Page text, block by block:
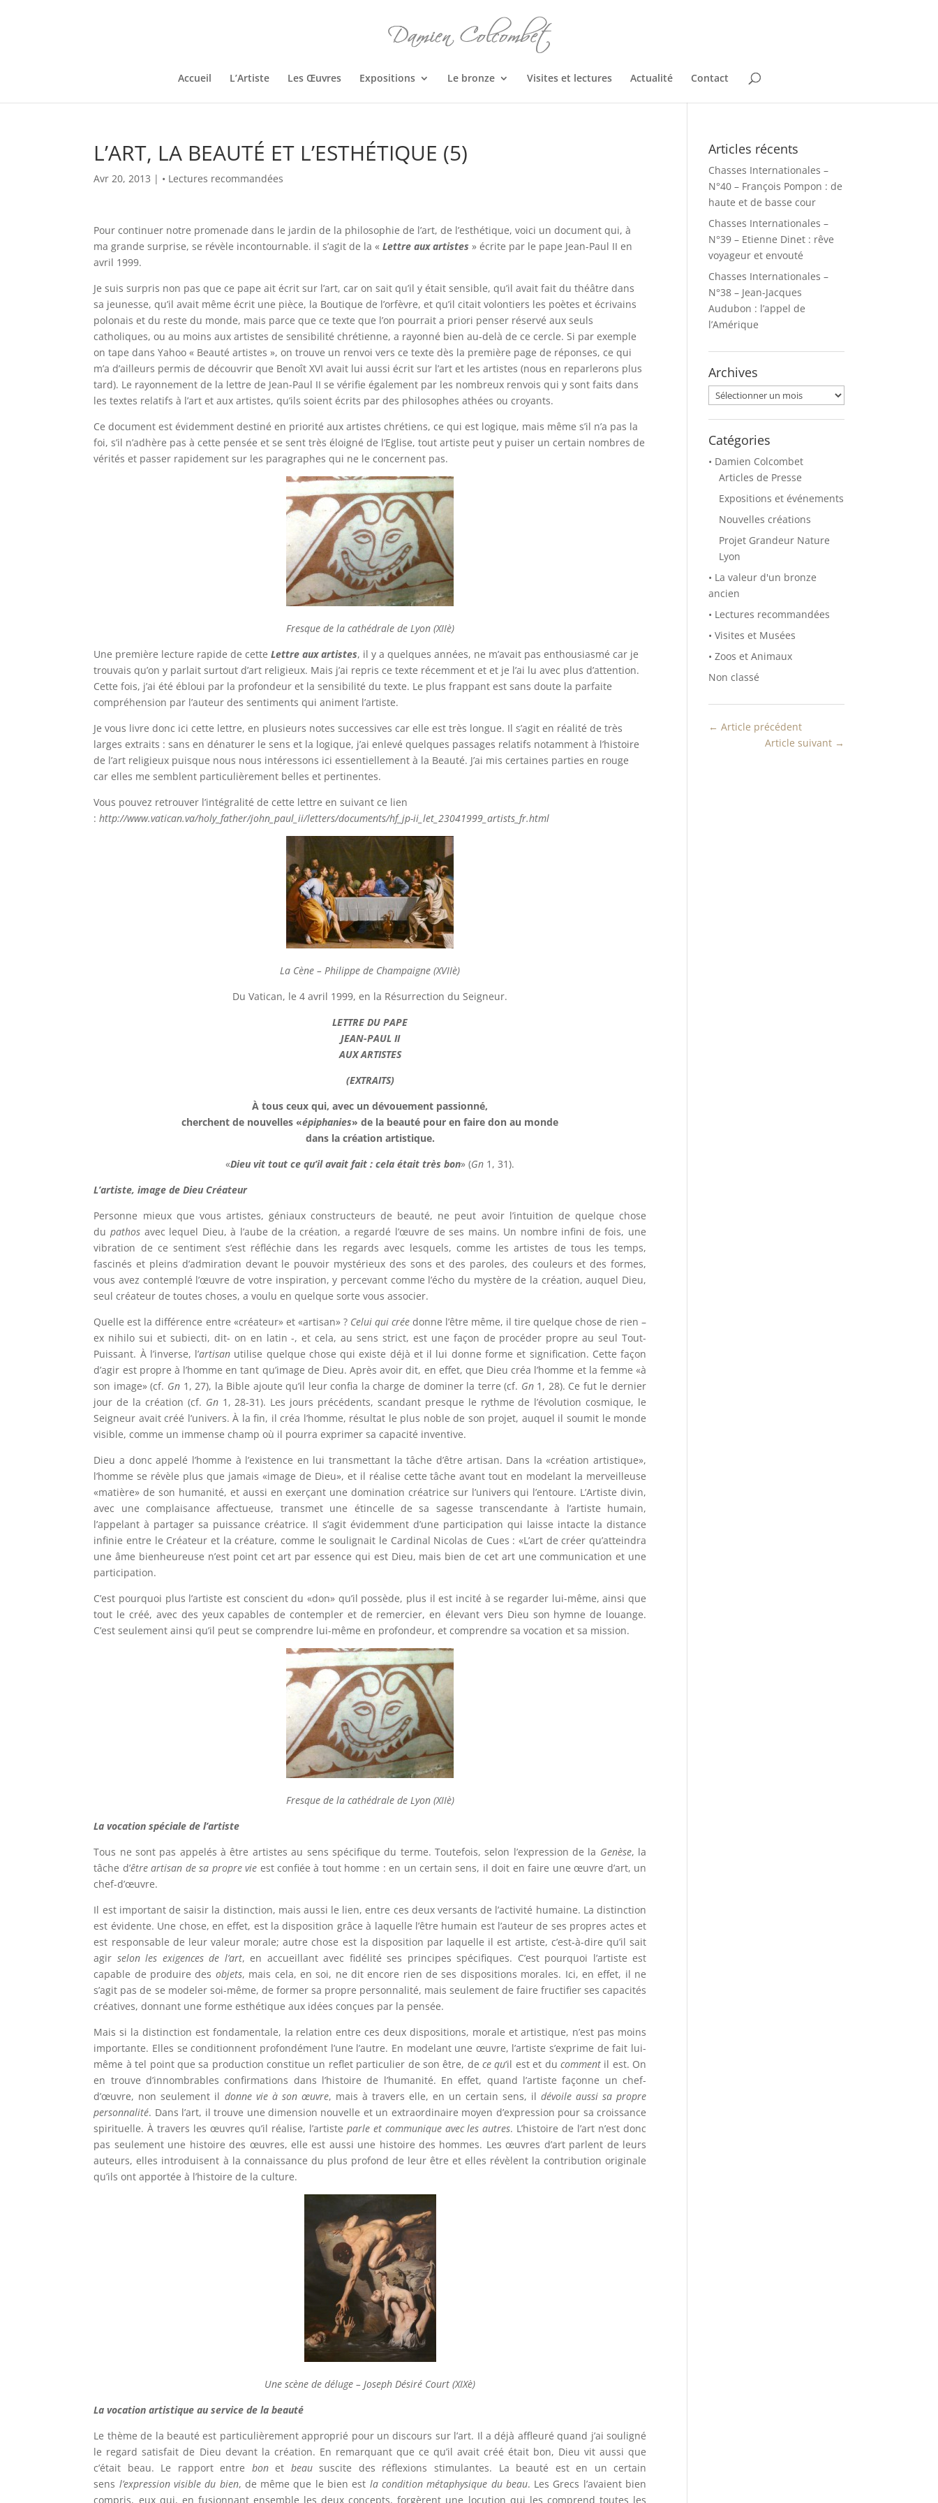
Accueil L’Artiste Les Œuvres Expositions Le bronze Visites et lectures Actualité Contact
L’ART, LA BEAUTÉ ET L’ESTHÉTIQUE (5)
Avr 20, 2013 | • Lectures recommandées
Pour continuer notre promenade dans le jardin de la philosophie de l’art, de l’esthétique, voici un document qui, à
ma grande surprise, se révèle incontournable. il s’agit de la «Lettre aux artistes » écrite par le pape Jean-Paul II en
avril 1999.
Je suis surpris non pas que ce pape ait écrit sur l’art, car on sait qu’il y était sensible, qu’il avait fait du théâtre dans
sa jeunesse, qu’il avait même écrit une pièce, la Boutique de l’orfèvre, et qu’il citait volontiers les poètes et écrivains
polonais et du reste du monde, mais parce que ce texte que l’on pourrait a priori penser réservé aux seuls
catholiques, ou au moins aux artistes de sensibilité chrétienne, a rayonné bien au-delà de ce cercle. Si par exemple
on tape dans Yahoo « Beauté artistes », on trouve un renvoi vers ce texte dès la première page de réponses, ce qui
m’a d’ailleurs permis de découvrir que Benoît XVI avait lui aussi écrit sur l’art et les artistes (nous en reparlerons plus
tard). Le rayonnement de la lettre de Jean-Paul II se vérifie également par les nombreux renvois qui y sont faits dans
les textes relatifs à l’art et aux artistes, qu’ils soient écrits par des philosophes athées ou croyants.
Ce document est évidemment destiné en priorité aux artistes chrétiens, ce qui est logique, mais même s’il n’a pas la
foi, s’il n’adhère pas à cette pensée et se sent très éloigné de l’Eglise, tout artiste peut y puiser un certain nombres de
vérités et passer rapidement sur les paragraphes qui ne le concernent pas.
Fresque de la cathédrale de Lyon (XIIè)
Une première lecture rapide de cetteLettre aux artistes, il y a quelques années, ne m’avait pas enthousiasmé car je
trouvais qu’on y parlait surtout d’art religieux. Mais j’ai repris ce texte récemment et et je l’ai lu avec plus d’attention.
Cette fois, j’ai été ébloui par la profondeur et la sensibilité du texte. Le plus frappant est sans doute la parfaite
compréhension par l’auteur des sentiments qui animent l’artiste.
Je vous livre donc ici cette lettre, en plusieurs notes successives car elle est très longue. Il s’agit en réalité de très
larges extraits : sans en dénaturer le sens et la logique, j’ai enlevé quelques passages relatifs notamment à l’histoire
de l’art religieux puisque nous nous intéressons ici essentiellement à la Beauté. J’ai mis certaines parties en rouge
car elles me semblent particulièrement belles et pertinentes.
Vous pouvez retrouver l’intégralité de cette lettre en suivant ce lien
:http://www.vatican.va/holy_father/john_paul_ii/letters/documents/hf_jp-ii_let_23041999_artists_fr.html
La Cène – Philippe de Champaigne (XVIIè)
Du Vatican, le 4 avril 1999, en la Résurrection du Seigneur.
LETTRE DU PAPE
JEAN-PAUL II
AUX ARTISTES
(EXTRAITS)
À tous ceux qui, avec un dévouement passionné,
cherchent de nouvelles «épiphanies» de la beauté pour en faire don au monde
dans la création artistique.
«Dieu vit tout ce qu’il avait fait : cela était très bon» (Gn 1, 31).
L’artiste, image de Dieu Créateur
Personne mieux que vous artistes, géniaux constructeurs de beauté, ne peut avoir l’intuition de quelque chose
du pathosavec lequel Dieu, à l’aube de la création, a regardé l’œuvre de ses mains. Un nombre infini de fois, une
vibration de ce sentiment s’est réfléchie dans les regards avec lesquels, comme les artistes de tous les temps,
fascinés et pleins d’admiration devant le pouvoir mystérieux des sons et des paroles, des couleurs et des formes,
vous avez contemplé l’œuvre de votre inspiration, y percevant comme l’écho du mystère de la création, auquel Dieu,
seul créateur de toutes choses, a voulu en quelque sorte vous associer.
Quelle est la différence entre «créateur» et «artisan» ? Celui qui créedonne l’être même, il tire quelque chose de rien –
ex nihilo sui et subiecti, dit- on en latin -, et cela, au sens strict, est une façon de procéder propre au seul Tout-
Puissant. À l’inverse, l’artisan utilise quelque chose qui existe déjà et il lui donne forme et signification. Cette façon
d’agir est propre à l’homme en tant qu’image de Dieu. Après avoir dit, en effet, que Dieu créa l’homme et la femme «à
son image» (cf. Gn 1, 27), la Bible ajoute qu’il leur confia la charge de dominer la terre (cf. Gn1, 28). Ce fut le dernier
jour de la création (cf. Gn1, 28-31). Les jours précédents, scandant presque le rythme de l’évolution cosmique, le
Seigneur avait créé l’univers. À la fin, il créa l’homme, résultat le plus noble de son projet, auquel il soumit le monde
visible, comme un immense champ où il pourra exprimer sa capacité inventive.
Dieu a donc appelé l’homme à l’existence en lui transmettant la tâche d’être artisan. Dans la «création artistique»,
l’homme se révèle plus que jamais «image de Dieu», et il réalise cette tâche avant tout en modelant la merveilleuse
«matière» de son humanité, et aussi en exerçant une domination créatrice sur l’univers qui l’entoure. L’Artiste divin,
avec une complaisance affectueuse, transmet une étincelle de sa sagesse transcendante à l’artiste humain,
l’appelant à partager sa puissance créatrice. Il s’agit évidemment d’une participation qui laisse intacte la distance
infinie entre le Créateur et la créature, comme le soulignait le Cardinal Nicolas de Cues : «L’art de créer qu’atteindra
une âme bienheureuse n’est point cet art par essence qui est Dieu, mais bien de cet art une communication et une
participation.
C’est pourquoi plus l’artiste est conscient du «don» qu’il possède, plus il est incité à se regarder lui-même, ainsi que
tout le créé, avec des yeux capables de contempler et de remercier, en élevant vers Dieu son hymne de louange.
C’est seulement ainsi qu’il peut se comprendre lui-même en profondeur, et comprendre sa vocation et sa mission.
Fresque de la cathédrale de Lyon (XIIè)
La vocation spéciale de l’artiste
Tous ne sont pas appelés à être artistes au sens spécifique du terme. Toutefois, selon l’expression de la Genèse, la
tâche d’être artisan de sa propre vie est confiée à tout homme : en un certain sens, il doit en faire une œuvre d’art, un
chef-d’œuvre.
Il est important de saisir la distinction, mais aussi le lien, entre ces deux versants de l’activité humaine. La distinction
est évidente. Une chose, en effet, est la disposition grâce à laquelle l’être humain est l’auteur de ses propres actes et
est responsable de leur valeur morale; autre chose est la disposition par laquelle il est artiste, c’est-à-dire qu’il sait
agir selon les exigences de l’art, en accueillant avec fidélité ses principes spécifiques. C’est pourquoi l’artiste est
capable de produire des objets, mais cela, en soi, ne dit encore rien de ses dispositions morales. Ici, en effet, il ne
s’agit pas de se modeler soi-même, de former sa propre personnalité, mais seulement de faire fructifier ses capacités
créatives, donnant une forme esthétique aux idées conçues par la pensée.
Mais si la distinction est fondamentale, la relation entre ces deux dispositions, morale et artistique, n’est pas moins
importante. Elles se conditionnent profondément l’une l’autre. En modelant une œuvre, l’artiste s’exprime de fait lui-
même à tel point que sa production constitue un reflet particulier de son être, dece qu‘il est et du commentil est. On
en trouve d’innombrables confirmations dans l’histoire de l’humanité. En effet, quand l’artiste façonne un chef-
d’œuvre, non seulement il donne vie à son œuvre, mais à travers elle, en un certain sens, il dévoile aussi sa propre
personnalité. Dans l’art, il trouve une dimension nouvelle et un extraordinaire moyen d’expression pour sa croissance
spirituelle. À travers les œuvres qu’il réalise, l’artiste parle et communique avec les autres. L’histoire de l’art n’est donc
pas seulement une histoire des œuvres, elle est aussi une histoire des hommes. Les œuvres d’art parlent de leurs
auteurs, elles introduisent à la connaissance du plus profond de leur être et elles révèlent la contribution originale
qu’ils ont apportée à l’histoire de la culture.
Une scène de déluge – Joseph Désiré Court (XIXè)
La vocation artistique au service de la beauté
Le thème de la beauté est particulièrement approprié pour un discours sur l’art. Il a déjà affleuré quand j’ai souligné
le regard satisfait de Dieu devant la création. En remarquant que ce qu’il avait créé était bon, Dieu vit aussi que
c’était beau. Le rapport entre bonet beaususcite des réflexions stimulantes. La beauté est en un certain
sens l’expression visible du bien, de même que le bien est la condition métaphysique du beau. Les Grecs l’avaient bien
compris, eux qui, en fusionnant ensemble les deux concepts, forgèrent une locution qui les comprend toutes les
Articles récents
Chasses Internationales –
N°40 – François Pompon : de
haute et de basse cour
Chasses Internationales –
N°39 – Etienne Dinet : rêve
voyageur et envouté
Chasses Internationales –
N°38 – Jean-Jacques
Audubon : l’appel de
l’Amérique
Archives
Archives
Catégories
• Damien Colcombet
Articles de Presse
Expositions et événements
Nouvelles créations
Projet Grandeur Nature
Lyon
• La valeur d'un bronze
ancien
• Lectures recommandées
• Visites et Musées
• Zoos et Animaux
Non classé
←Article précédent
Article suivant→